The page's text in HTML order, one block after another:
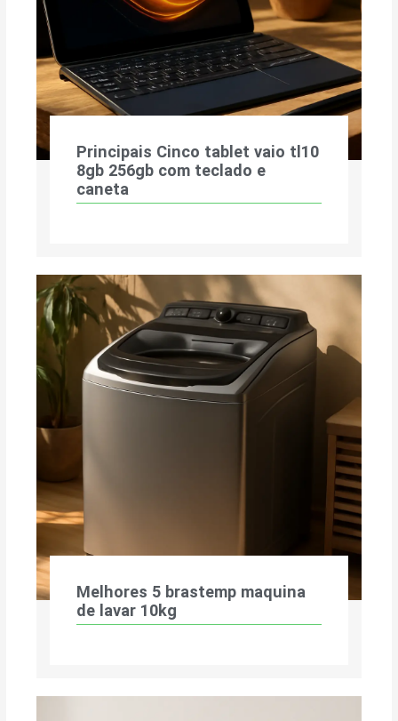
Principais Cinco tablet vaio tl10
8gb 256gb com teclado e
caneta
Melhores 5 brastemp maquina
de lavar 10kg